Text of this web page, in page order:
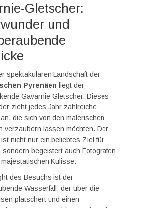
Gletscher:
und
spektakulären Landschaft der
Pyrenäen liegt der
Gavarnie-Gletscher. Dieses
zieht jedes Jahr zahlreiche
die sich von den malerischen
verzaubern lassen möchten. Der
nicht nur ein beliebtes Ziel für
sondern begeistert auch Fotografen
Kulisse.
des Besuchs ist der
Wasserfall, der über die
plätschert und einen